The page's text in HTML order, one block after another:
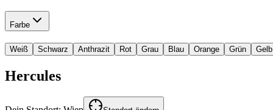
Farbe
Weiß Schwarz Anthrazit Rot Grau Blau Orange Grün Gelb
Hercules